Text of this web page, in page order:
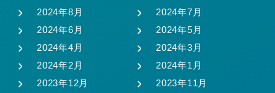
2024年8月
2024年7月
2024年6月
2024年5月
2024年4月
2024年3月
2024年2月
2024年1月
2023年12月
2023年11月